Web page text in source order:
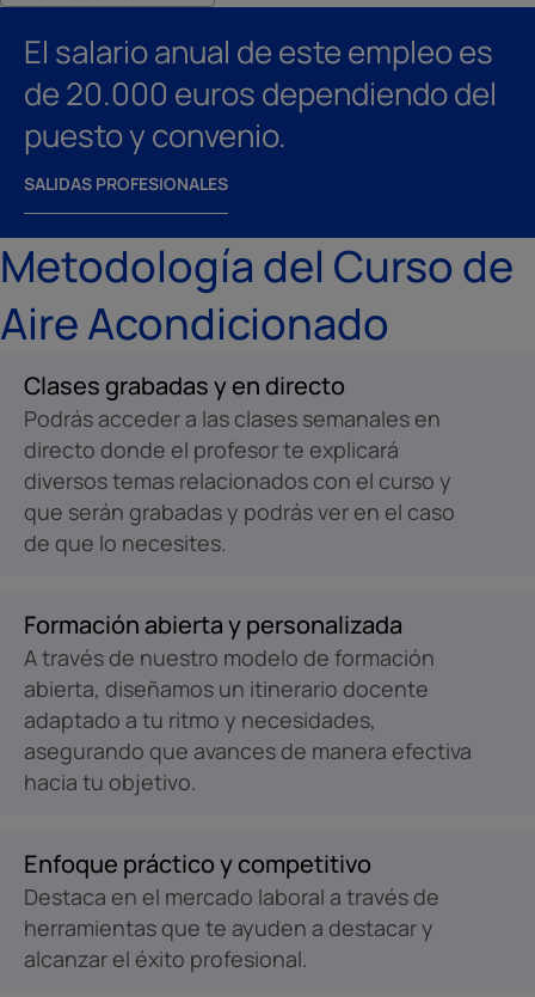
El salario anual de este empleo es
de 20.000 euros dependiendo del
puesto y convenio.
SALIDAS PROFESIONALES
Metodología del Curso de
Aire Acondicionado
Clases grabadas y en directo
Podrás acceder a las clases semanales en
directo donde el profesor te explicará
diversos temas relacionados con el curso y
que serán grabadas y podrás ver en el caso
de que lo necesites.
Formación abierta y personalizada
A través de nuestro modelo de formación
abierta, diseñamos un itinerario docente
adaptado a tu ritmo y necesidades,
asegurando que avances de manera efectiva
hacia tu objetivo.
Enfoque práctico y competitivo
Destaca en el mercado laboral a través de
herramientas que te ayuden a destacar y
alcanzar el éxito profesional.